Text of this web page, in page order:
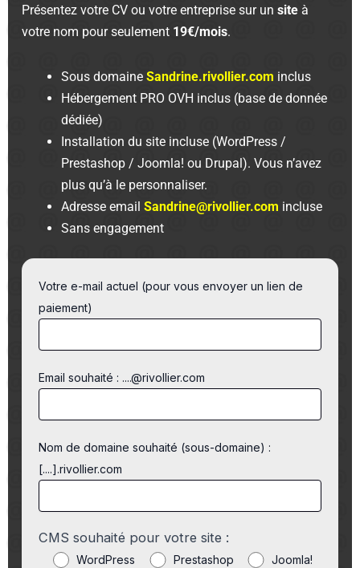
Présentez votre CV ou votre entreprise sur unsite à
votre nom pour seulement 19€/mois.
Sous domaineSandrine.rivollier.com inclus
Hébergement PRO OVH inclus (base de donnée
dédiée)
Installation du site incluse (WordPress /
Prestashop / Joomla! ou Drupal). Vous n’avez
plus qu’à le personnaliser.
Adresse emailSandrine@rivollier.com incluse
Sans engagement
Votre e-mail actuel (pour vous envoyer un lien de
paiement)
Email souhaité : ....@rivollier.com
Nom de domaine souhaité (sous-domaine) :
[....].rivollier.com
CMS souhaité pour votre site :
WordPress Prestashop
Joomla!